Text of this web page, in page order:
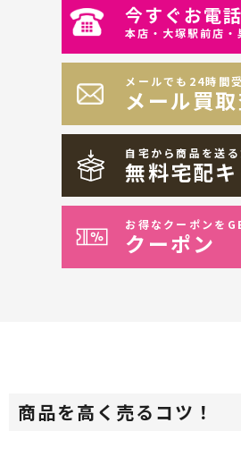
今すぐお電
本店・大塚駅前店・
メールでも24時間
メール買
自宅から商品を送る
無料宅配
お得なクーポンを
クーポン
商品を高く売るコツ！